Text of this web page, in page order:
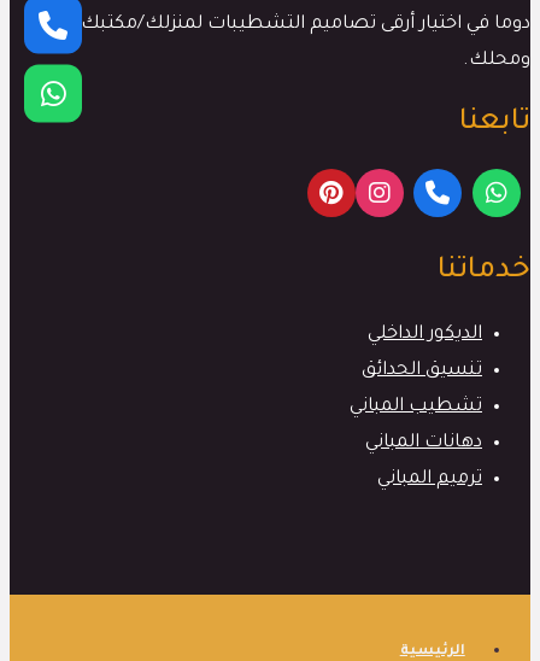
دوما في اختيار أرقى تصاميم التشطيبات لمنزلك/مكتبك
ومحلك.
تابعنا
خدماتنا
الديكور الداخلي
تنسيق الحدائق
تشطيب المباني
دهانات المباني
ترميم المباني
الرئيسية